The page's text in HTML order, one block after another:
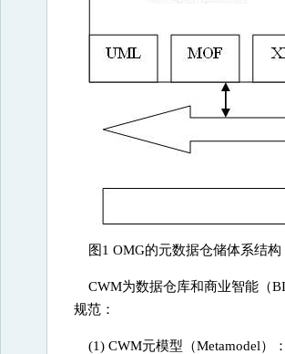
图1 OMG的元数据仓储体系结构
CWM为数据仓库和商业智能（
规范：
(1) CWM元模型（Metamodel）